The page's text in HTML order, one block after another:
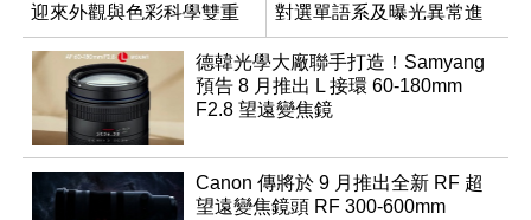
迎來外觀與色彩科學雙重
優化
對選單語系及曝光異常進
行修復
德韓光學大廠聯手打造！Samyang
預告 8 月推出 L 接環 60-180mm
F2.8 望遠變焦鏡
Canon 傳將於 9 月推出全新 RF 超
望遠變焦鏡頭 RF 300-600mm